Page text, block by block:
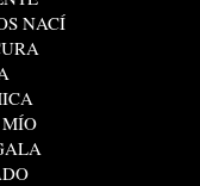
NACÍ
MÍO